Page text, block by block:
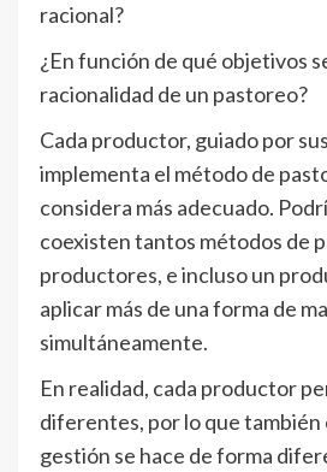
racional?
¿En función de qué objetivos
racionalidad de un pastoreo?
Cada productor, guiado por
implementa el método de
considera más adecuado.
coexisten tantos métodos de
productores, e incluso un
aplicar más de una forma de
simultáneamente.
En realidad, cada productor
diferentes, por lo que también
gestión se hace de forma